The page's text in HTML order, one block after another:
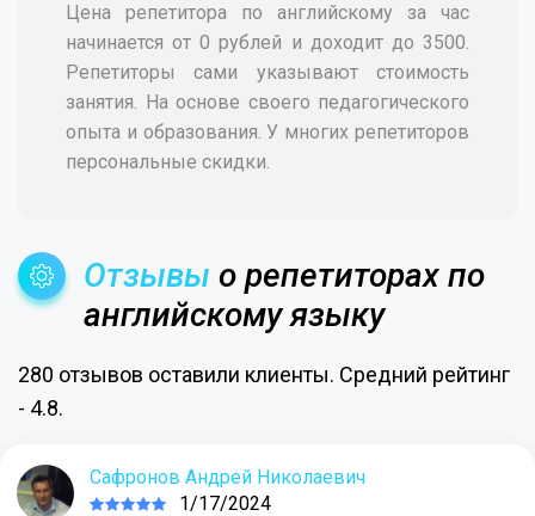
Цена репетитора по английскому за час
начинается от 0 рублей и доходит до 3500.
Репетиторы сами указывают стоимость
занятия. На основе своего педагогического
опыта и образования. У многих репетиторов
персональные скидки.
Отзывы о репетиторах по
английскому языку
280 отзывов оставили клиенты. Средний рейтинг
- 4.8.
Сафронов Андрей Николаевич
1/17/2024